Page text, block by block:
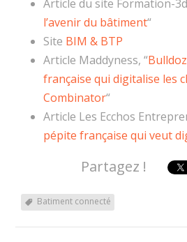
Article du site Formation-
l’avenir du bâtiment“
Site BIM & BTP
Article Maddyness, “
française qui digitalise les
Combinator“
Article Les Ecchos
pépite française qui veut
Partagez !
Batiment connecté